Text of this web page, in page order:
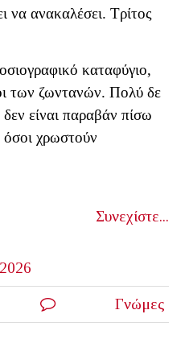
να ανακαλέσει. Τρίτος
καταφύγιο,
των ζωντανών. Πολύ δε
είναι παραβάν πίσω
χρωστούν
Συνεχίστε...
Γνώμες